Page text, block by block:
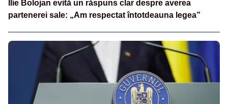
Ilie Bolojan evită un răspuns clar despre averea
partenerei sale: „Am respectat întotdeauna legea”